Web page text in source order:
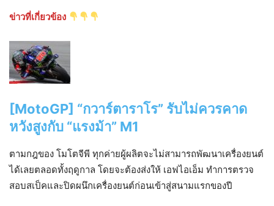
ข่าวที่เกี่ยวข้อง
[MotoGP] “กวาร์ตาราโร” รับไม่ควรคาด
หวังสูงกับ “แรงม้า” M1
ตามกฎของ โมโตจีพี ทุกค่ายผู้ผลิตจะไม่สามารถพัฒนาเครื่องยนต์
ได้เลยตลอดทั้งฤดูกาล โดยจะต้องส่งให้ เอฟไอเอ็ม ทำการตรวจ
สอบสเป็คและปิดผนึกเครื่องยนต์ก่อนเข้าสู่สนามแรกของปี